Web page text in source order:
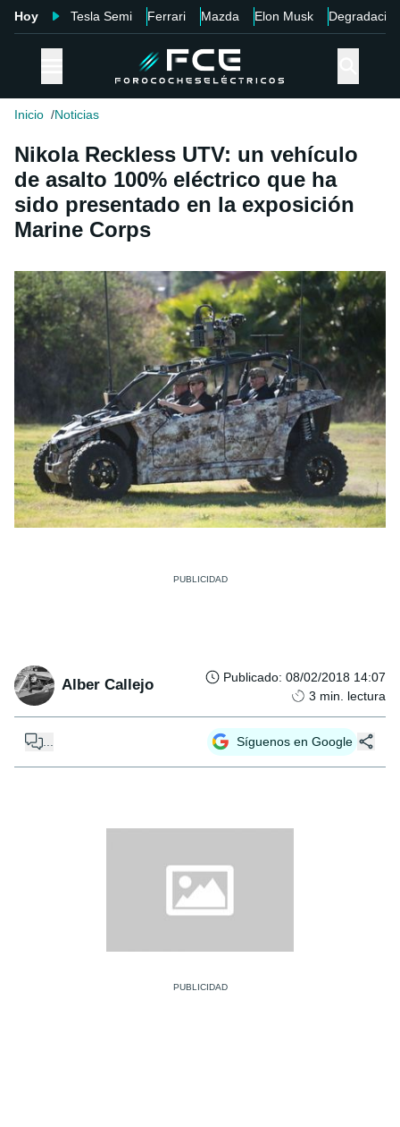
Hoy Tesla Semi Ferrari Mazda Elon Musk Degradación
Inicio Noticias
Nikola Reckless UTV: un vehículo
de asalto 100% eléctrico que ha
sido presentado en la exposición
Marine Corps
Alber Callejo Publicado: 08/02/2018 14:07
3 min. lectura
Síguenos en Google